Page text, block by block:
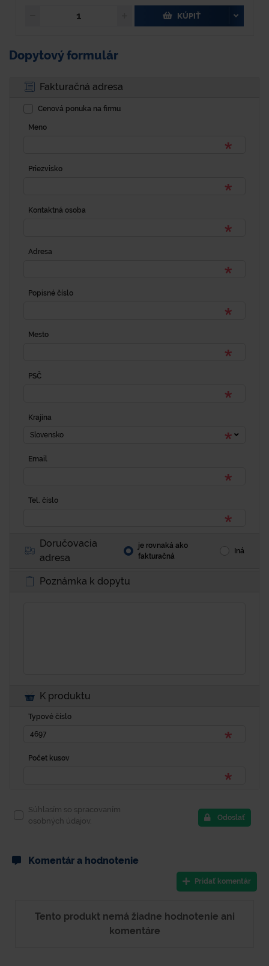
KÚPIŤ
Dopytový formulár
Fakturačná adresa
Cenová ponuka na firmu
Meno
Priezvisko
Kontaktná osoba
Adresa
Popisné číslo
Mesto
PSČ
Krajina
Slovensko
Email
Tel. číslo
Doručovacia
adresa
je rovnaká ako
fakturačná
Iná
Poznámka k dopytu
K produktu
Typové číslo
Počet kusov
Súhlasím so spracovaním
osobných údajov.
Odoslať
Komentár a hodnotenie
Pridať komentár
Tento produkt nemá žiadne hodnotenie ani
komentáre